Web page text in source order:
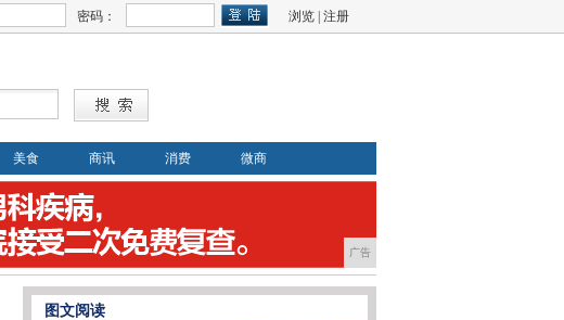
密码： 浏览 注册
美食 商讯 消费 微商
广告
图文阅读